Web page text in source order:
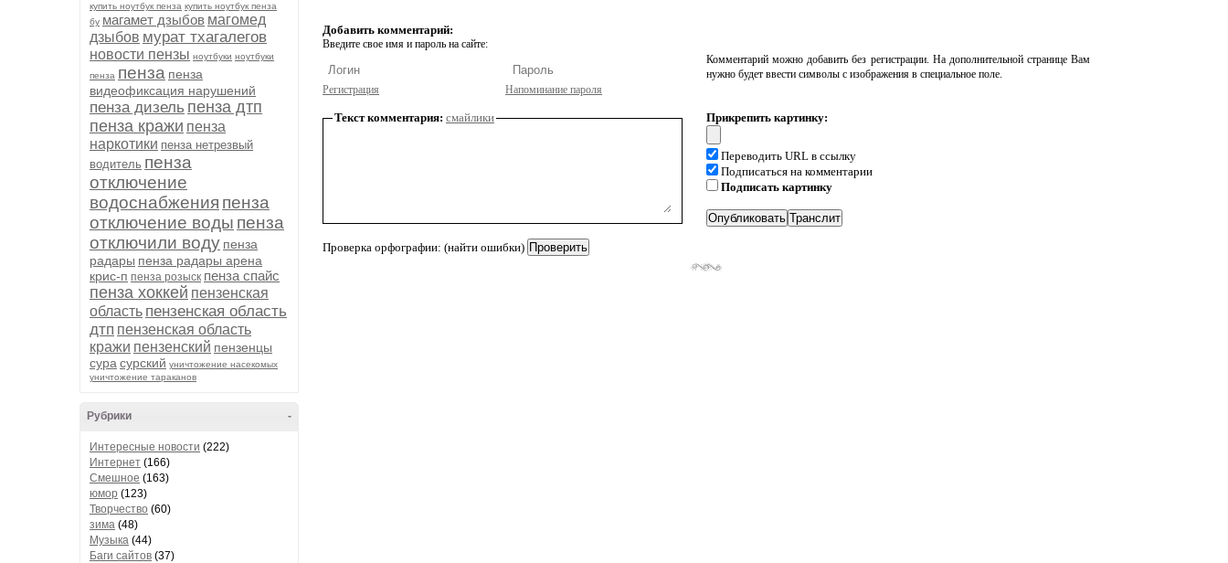
купить ноутбук пенза купить ноутбук пенза
бу магамет дзыбов магомед
дзыбов мурат тхагалегов
новости пензы ноутбуки ноутбуки
пенза пенза пенза
видеофиксация нарушений
пенза дизель пенза дтп
пенза кражи пенза
наркотики пенза нетрезвый
водитель пенза
отключение
водоснабжения пенза
отключение воды пенза
отключили воду пенза
радары пенза радары арена
крис-п пенза розыск пенза спайс
пенза хоккей пензенская
область пензенская область
дтп пензенская область
кражи пензенский пензенцы
сура сурский уничтожение насекомых
уничтожение тараканов
-
Рубрики
Интересные новости (222)
Интернет (166)
Смешное (163)
юмор (123)
Творчество (60)
зима (48)
Музыка (44)
Баги сайтов (37)
Добавить комментарий:
Введите свое имя и пароль на сайте:
Регистрация Напоминание пароля
Комментарий можно добавить без регистрации. На дополнительной странице Вам
нужно будет ввести символы с изображения в специальное поле.
Текст комментария: смайлики
Проверка орфографии: (найти ошибки)
Прикрепить картинку:
Переводить URL в ссылку
Подписаться на комментарии
Подписать картинку